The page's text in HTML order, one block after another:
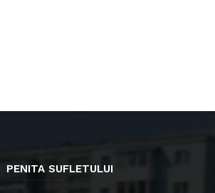
PENITA SUFLETULUI